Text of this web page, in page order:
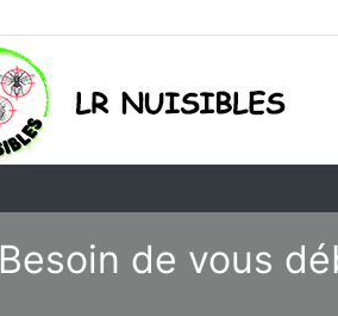
Besoin de vous